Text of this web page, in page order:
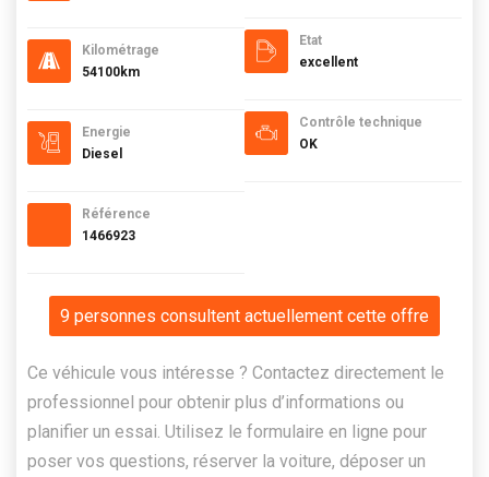
Kilométrage
54100km
Energie
Diesel
Référence
1466923
Etat
excellent
Contrôle technique
OK
9 personnes consultent actuellement cette offre
Ce véhicule vous intéresse ? Contactez directement le
professionnel pour obtenir plus d’informations ou
planifier un essai. Utilisez le formulaire en ligne pour
poser vos questions, réserver la voiture, déposer un